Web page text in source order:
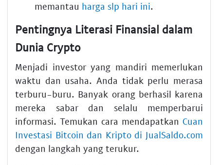
memantau harga slp hari ini.
Pentingnya Literasi Finansial dalam
Dunia Crypto
Menjadi investor yang mandiri memerlukan
waktu dan usaha. Anda tidak perlu merasa
terburu-buru. Banyak orang berhasil karena
mereka sabar dan selalu memperbarui
informasi. Temukan cara mendapatkan Cuan
Investasi Bitcoin dan Kripto di JualSaldo.com
dengan langkah yang terukur.